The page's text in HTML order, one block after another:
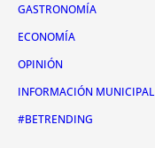
GASTRONOMÍA
ECONOMÍA
OPINIÓN
INFORMACIÓN MUNICIPAL
#BETRENDING